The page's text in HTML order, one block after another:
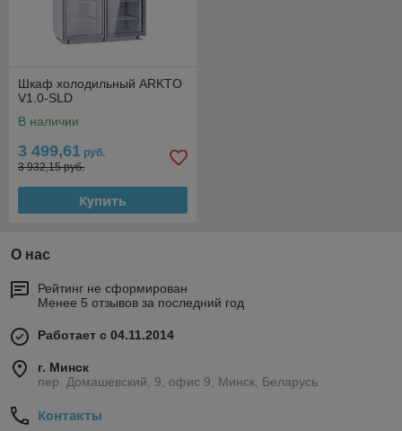
Шкаф холодильный ARKTO
V1.0-SLD
В наличии
3 499,61 руб.
3 932,15 руб.
Купить
О нас
Рейтинг не сформирован
Менее 5 отзывов за последний год
Работает с 04.11.2014
г. Минск
пер. Домашевский, 9, офис 9, Минск, Беларусь
Контакты